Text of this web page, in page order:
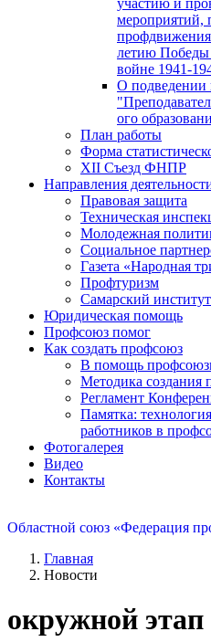
мероприятий,
летию Победы
войне 1941-
О подведении
ого
План работы
Форма
XII Съезд ФНПР
Направления
Правовая защита
Техническая
Молодежная
Социальное
Газета «Народная
Профтуризм
Самарский
Юридическая помощь
Профсоюз помог
Как создать профсоюз
В помощь
Методика создания
Регламент
Памятка:
работников в
Фотогалерея
Видео
Контакты
Областной союз «Федерация
Главная
Новости
окружной этап